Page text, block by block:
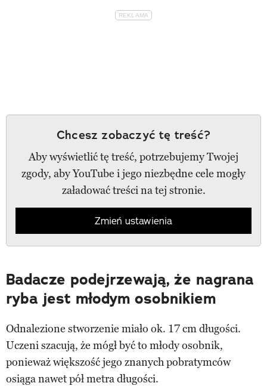
Chcesz zobaczyć tę treść?
Aby wyświetlić tę treść, potrzebujemy Twojej
zgody, aby YouTube i jego niezbędne cele mogły
załadować treści na tej stronie.
Zmień ustawienia
Badacze podejrzewają, że nagrana
ryba jest młodym osobnikiem
Odnalezione stworzenie miało ok. 17 cm długości.
Uczeni szacują, że mógł być to młody osobnik,
ponieważ większość jego znanych pobratymców
osiąga nawet pół metra długości.